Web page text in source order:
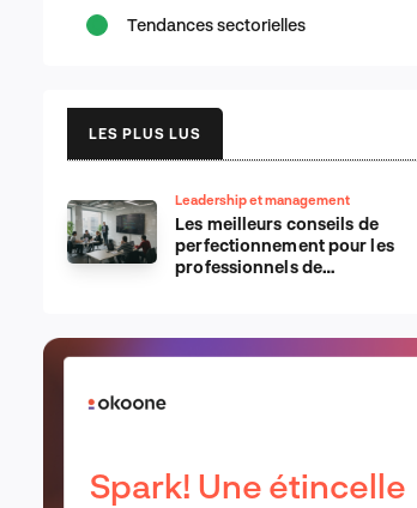
Tendances sectorielles
LES PLUS LUS
Leadership et management
Les meilleurs conseils de
perfectionnement pour les
professionnels de
Spark! Une étincelle